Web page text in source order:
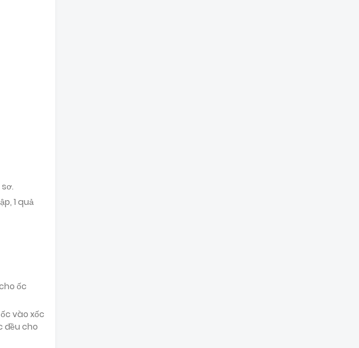
1 quả
ốc
vào xốc
đều cho